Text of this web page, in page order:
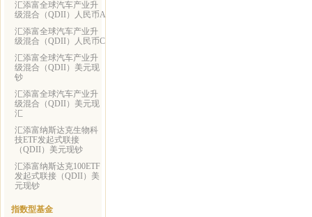
汇添富全球汽车产业升
级混合（QDII）人民币A
汇添富全球汽车产业升
级混合（QDII）人民币C
汇添富全球汽车产业升
级混合（QDII）美元现
钞
汇添富全球汽车产业升
级混合（QDII）美元现
汇
汇添富纳斯达克生物科
技ETF发起式联接
（QDII）美元现钞
汇添富纳斯达克100ETF
发起式联接（QDII）美
元现钞
指数型基金